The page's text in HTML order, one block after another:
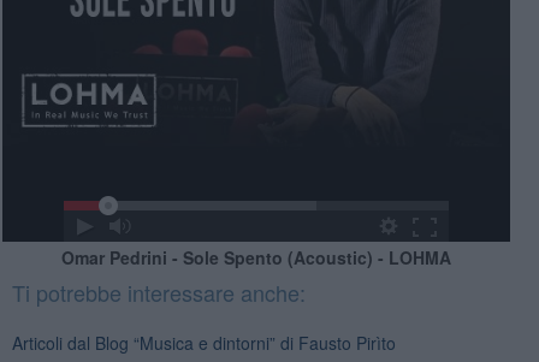
Omar Pedrini - Sole Spento (Acoustic) - LOHMA
Ti potrebbe interessare anche:
Articoli dal Blog “Musica e dintorni” di Fausto Pirìto